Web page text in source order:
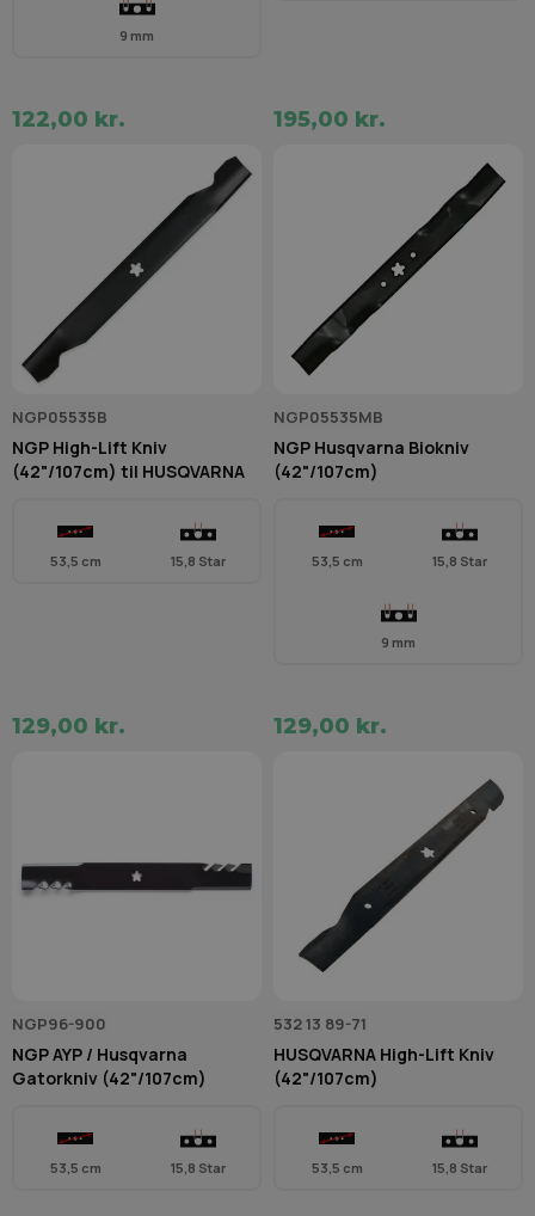
9 mm
122,00 kr. 195,00 kr.
NGP05535B
NGP High-Lift Kniv
(42"/107cm) til HUSQVARNA
53,5 cm 15,8 Star
129,00 kr.
NGP05535MB
NGP Husqvarna Biokniv
(42"/107cm)
53,5 cm 15,8 Star
9 mm
129,00 kr.
NGP96-900
NGP AYP / Husqvarna
Gatorkniv (42"/107cm)
53,5 cm 15,8 Star
532 13 89-71
HUSQVARNA High-Lift Kniv
(42"/107cm)
53,5 cm 15,8 Star